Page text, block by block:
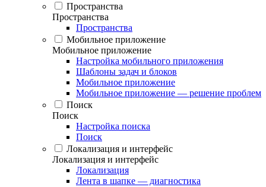
Пространства
Пространства
Пространства
Мобильное приложение
Мобильное приложение
Настройка мобильного приложения
Шаблоны задач и блоков
Мобильное приложение
Мобильное приложение — решение проблем
Поиск
Поиск
Настройка поиска
Поиск
Локализация и интерфейс
Локализация и интерфейс
Локализация
Лента в шапке — диагностика